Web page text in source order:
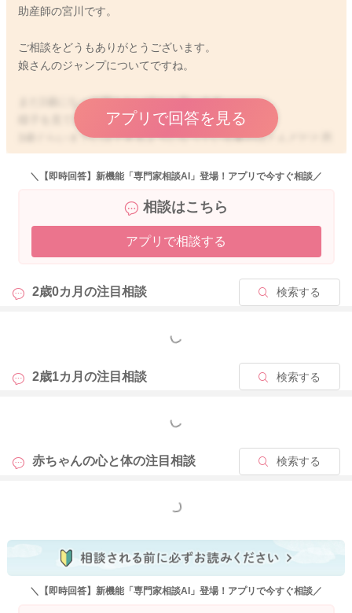
助産師の宮川です。
ご相談をどうもありがとうございます。
娘さんのジャンプについてですね。
まだ2歳になって間もない頃だと思います。
様子を見ていただいていいと思いますよ。
3歳ぐらいまでにはできるようになっている事がほとんどだと思
います。
いということもあるかもしれません。
たくさん歩いてもらうようにして、脚力、バランス感覚も鍛え
ベビーカーで移動をされることもありましたら、乗せずに色々
なところを歩いてもらう、階段も積極的に登ってもらったりも
どうぞよろしくお願いします。
アプリで回答を見る
＼【即時回答】新機能「専門家相談AI」登場！アプリで今すぐ相談／
相談はこちら
アプリで相談する
2歳0カ月の注目相談 検索する
もっと見る
2歳1カ月の注目相談 検索する
もっと見る
赤ちゃんの心と体の注目相談 検索する
もっと見る
＼【即時回答】新機能「専門家相談AI」登場！アプリで今すぐ相談／